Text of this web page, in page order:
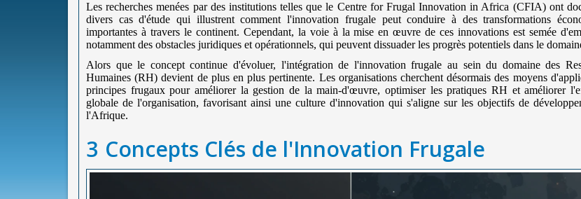
Les recherches menées par des institutions telles que le Centre for Frugal Innovation in Africa (CFIA) ont
divers cas d'étude qui illustrent comment l'innovation frugale peut conduire à des transformations
importantes à travers le continent. Cependant, la voie à la mise en œuvre de ces innovations est semée
notamment des obstacles juridiques et opérationnels, qui peuvent dissuader les progrès potentiels dans le
Alors que le concept continue d'évoluer, l'intégration de l'innovation frugale au sein du domaine des
Humaines (RH) devient de plus en plus pertinente. Les organisations cherchent désormais des moyens
principes frugaux pour améliorer la gestion de la main-d'œuvre, optimiser les pratiques RH et améliorer
globale de l'organisation, favorisant ainsi une culture d'innovation qui s'aligne sur les objectifs de
l'Afrique.
3 Concepts Clés de l'Innovation Frugale